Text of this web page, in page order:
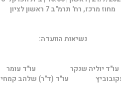
מחוז מרכז, רח' תרמ"ב 7 ראשון לציון
נשיאות הוועדה:
עו"ד יוליה שנקר עו"ד עומר
עו"ד (ד"ר) שלהב קמחי